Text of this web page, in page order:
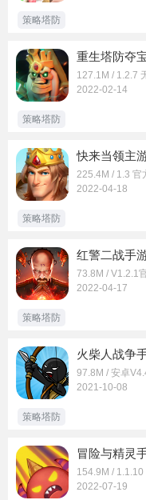
策略塔防
重生塔防夺
127.1M / 1.2.7
2022-02-14
策略塔防
快来当领主
225.4M / 1.3 官
2022-04-18
策略塔防
红警二战手
73.8M / V1.2.1
2022-04-17
策略塔防
火柴人战争
97.8M / 安卓
2021-10-08
策略塔防
冒险与精灵
154.9M / 1.1.10
2022-07-19